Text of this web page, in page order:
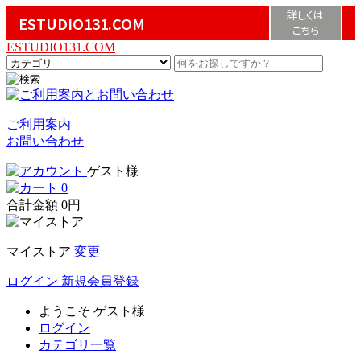
ESTUDIO131.COM
詳しくは
こちら
ESTUDIO131.COM
ご利用案内
お問い合わせ
ゲスト様
0
合計金額 0円
マイストア 変更
ログイン 新規会員登録
ようこそ ゲスト様
ログイン
カテゴリ一覧